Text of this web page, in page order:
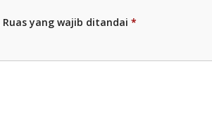
Ruas yang wajib ditandai *